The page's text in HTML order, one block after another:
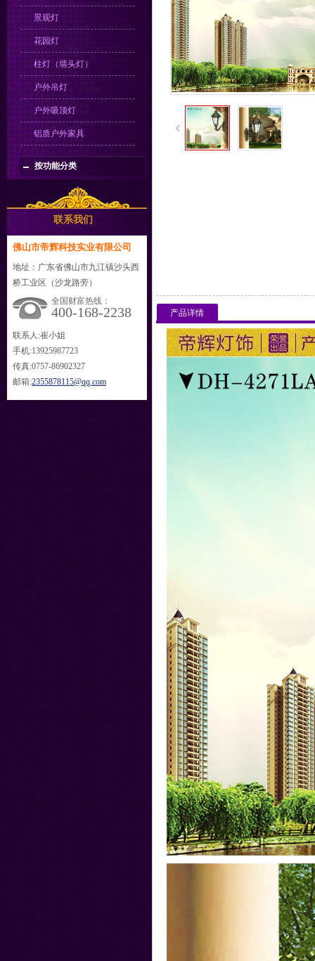
景观灯
花园灯
柱灯（墙头灯）
户外吊灯
户外吸顶灯
铝质户外家具
按功能分类
联系我们
佛山市帝辉科技实业有限公司
地址：广东省佛山市九江镇沙头西
桥工业区（沙龙路旁）
全国财富热线：
400-168-2238
联系人:崔小姐
手机:13925987723
传真:0757-86902327
邮箱:2355878115@qq.com
产品详情